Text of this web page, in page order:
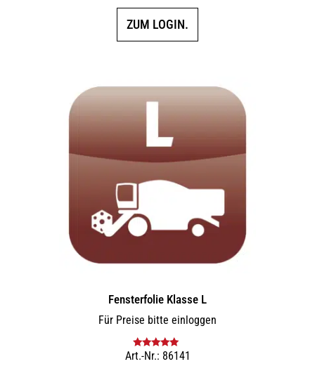
ZUM LOGIN.
Fensterfolie Klasse L
Für Preise bitte einloggen
Bewertet mit
Art.-Nr.: 86141